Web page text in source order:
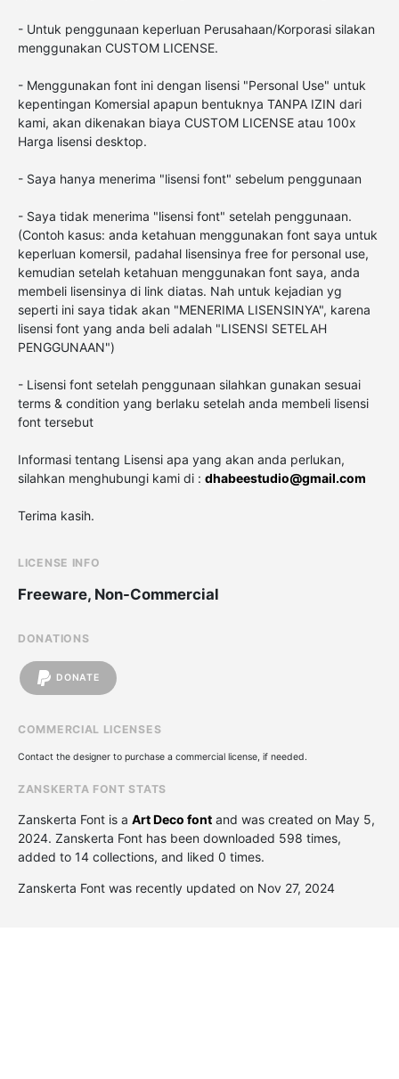
- Untuk penggunaan keperluan Perusahaan/Korporasi silakan
menggunakan CUSTOM LICENSE.
- Menggunakan font ini dengan lisensi "Personal Use" untuk
kepentingan Komersial apapun bentuknya TANPA IZIN dari
kami, akan dikenakan biaya CUSTOM LICENSE atau 100x
Harga lisensi desktop.
- Saya hanya menerima "lisensi font" sebelum penggunaan
- Saya tidak menerima "lisensi font" setelah penggunaan.
(Contoh kasus: anda ketahuan menggunakan font saya untuk
keperluan komersil, padahal lisensinya free for personal use,
kemudian setelah ketahuan menggunakan font saya, anda
membeli lisensinya di link diatas. Nah untuk kejadian yg
seperti ini saya tidak akan "MENERIMA LISENSINYA", karena
lisensi font yang anda beli adalah "LISENSI SETELAH
PENGGUNAAN")
- Lisensi font setelah penggunaan silahkan gunakan sesuai
terms & condition yang berlaku setelah anda membeli lisensi
font tersebut
Informasi tentang Lisensi apa yang akan anda perlukan,
silahkan menghubungi kami di : dhabeestudio@gmail.com
Terima kasih.
LICENSE INFO
Freeware, Non-Commercial
DONATIONS
DONATE
COMMERCIAL LICENSES
Contact the designer to purchase a commercial license, if needed.
ZANSKERTA FONT STATS
Zanskerta Font is a Art Deco font and was created on May 5,
2024. Zanskerta Font has been downloaded 598 times,
added to 14 collections, and liked 0 times.
Zanskerta Font was recently updated on Nov 27, 2024